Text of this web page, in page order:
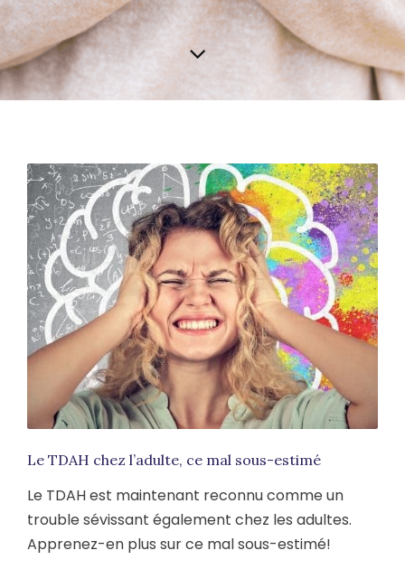
Le TDAH chez l’adulte, ce mal sous-estimé
Le TDAH est maintenant reconnu comme un
trouble sévissant également chez les adultes.
Apprenez-en plus sur ce mal sous-estimé!